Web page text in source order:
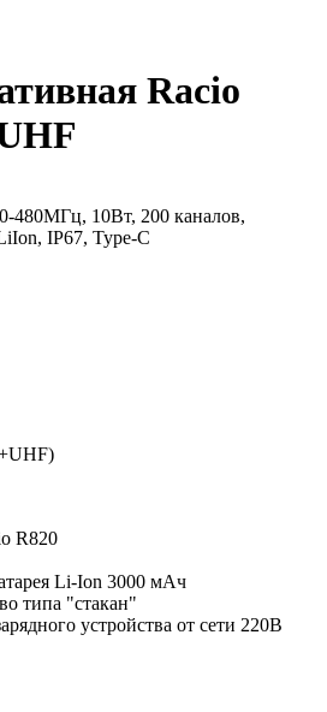
Racio
480МГц, 10Вт, 200 каналов,
IP67, Type-C
R820
Li-Ion 3000 мАч
типа "стакан"
устройства от сети 220В